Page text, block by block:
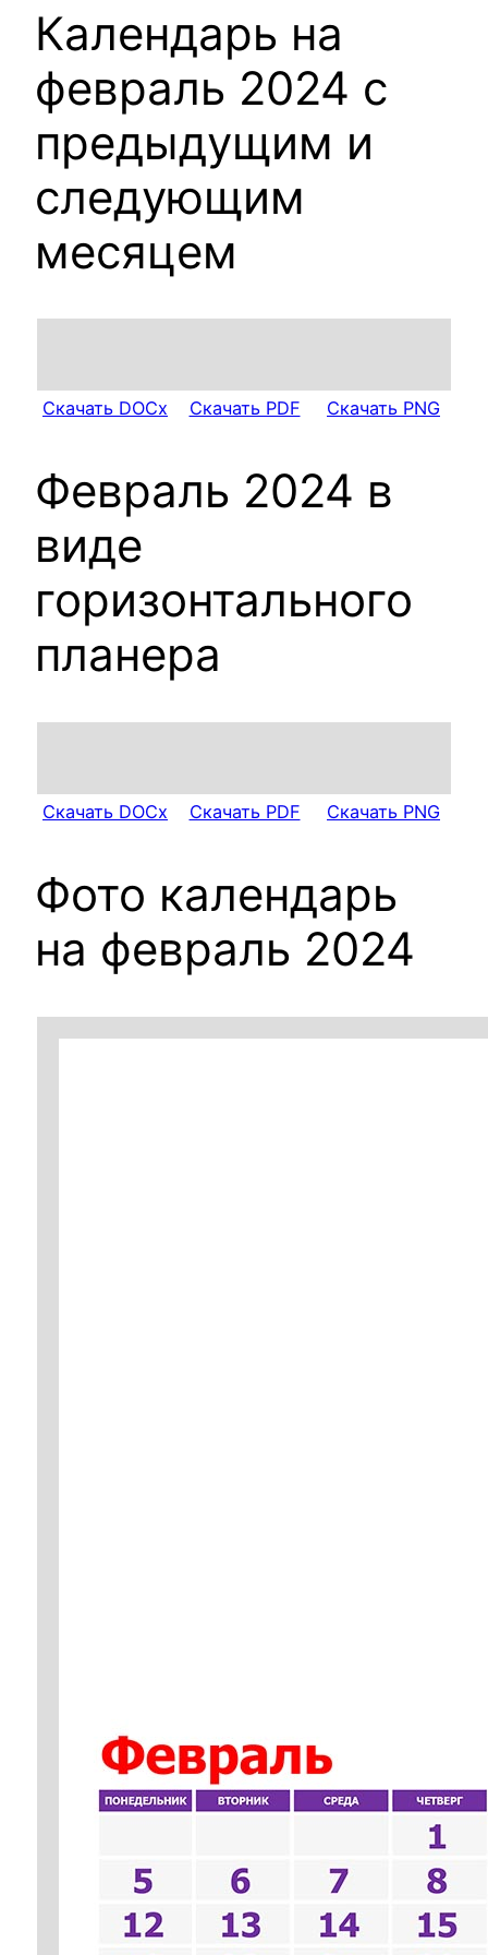
Календарь на
февраль 2024 с
предыдущим и
следующим
месяцем
Скачать DOCx Скачать PDF Скачать PNG
Февраль 2024 в
виде
горизонтального
планера
Скачать DOCx Скачать PDF Скачать PNG
Фото календарь
на февраль 2024